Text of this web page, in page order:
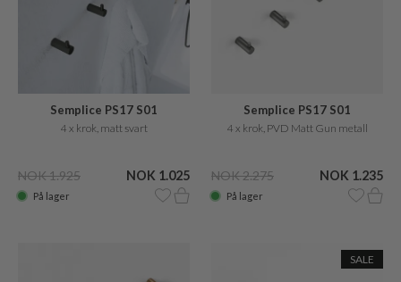
Semplice PS17 S01
4 x krok, matt svart
NOK 1.925 NOK 1.025
På lager
Semplice PS17 S01
4 x krok, PVD Matt Gun metall
NOK 2.275 NOK 1.235
På lager
SALE